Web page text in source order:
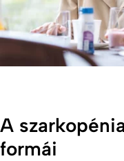
A
formái